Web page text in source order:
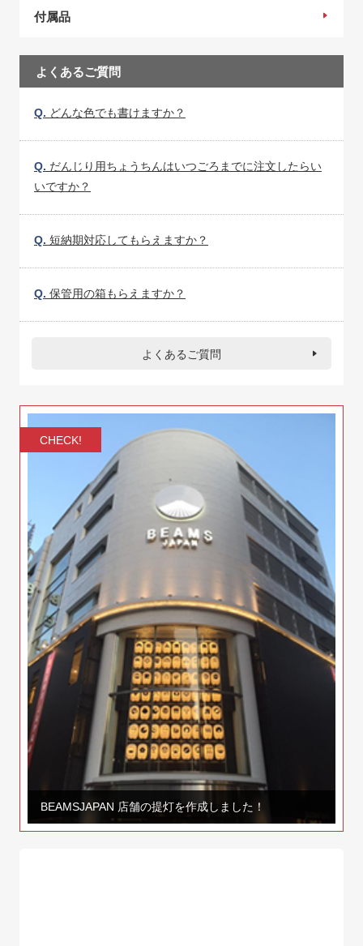
付属品
よくあるご質問
Q. どんな色でも書けますか？
Q. だんじり用ちょうちんはいつごろまでに注文したらい
いですか？
Q. 短納期対応してもらえますか？
Q. 保管用の箱もらえますか？
よくあるご質問
CHECK!
BEAMSJAPAN 店舗の提灯を作成しました！